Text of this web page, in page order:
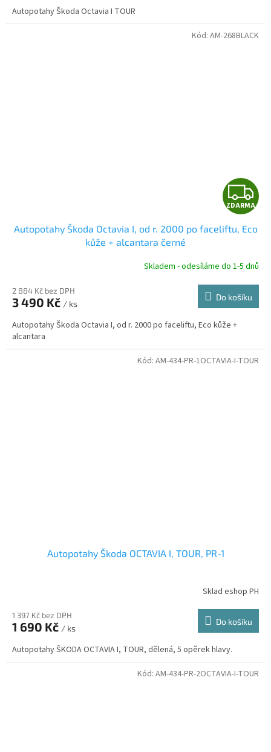
Autopotahy Škoda Octavia I TOUR
Z
D
R
ZDARMA
Autopotahy Škoda Octavia I, od r. 2000 po faceliftu, Eco
kůže + alcantara černé
Skladem - odesíláme do 1-5 dnů
2 884 Kč bez DPH
3 490 Kč / ks
Do košíku
Autopotahy Škoda Octavia I, od r. 2000 po faceliftu, Eco kůže +
alcantara
Kód: AM-268BLACK
Autopotahy Škoda OCTAVIA I, TOUR, PR-1
Sklad eshop PH
1 397 Kč bez DPH
1 690 Kč / ks
Do košíku
Autopotahy ŠKODA OCTAVIA I, TOUR, dělená, 5 opěrek hlavy.
Kód: AM-434-PR-1OCTAVIA-I-TOUR
Kód: AM-434-PR-2OCTAVIA-I-TOUR